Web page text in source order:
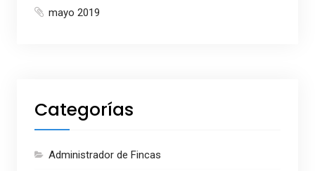
mayo 2019
Categorías
Administrador de Fincas